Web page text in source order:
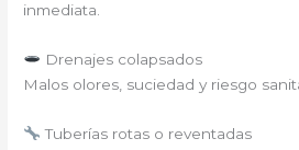
inmediata.
Drenajes colapsados
Malos olores, suciedad y riesgo
Tuberías rotas o reventadas